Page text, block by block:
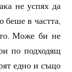
не успях да
беше в частта,
Може би не
по подходящ
едно и също